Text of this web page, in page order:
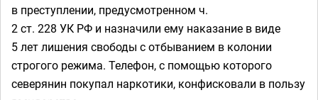
в преступлении, предусмотренном ч.
2 ст. 228 УК РФ и назначили ему наказание в виде
5 лет лишения свободы с отбыванием в колонии
строгого режима. Телефон, с помощью которого
северянин покупал наркотики, конфисковали в пользу